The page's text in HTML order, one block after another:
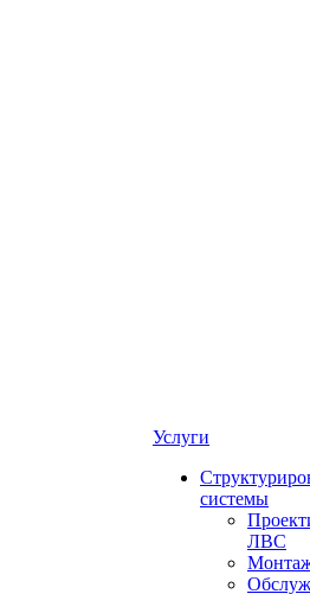
Услуги
системы
ЛВС